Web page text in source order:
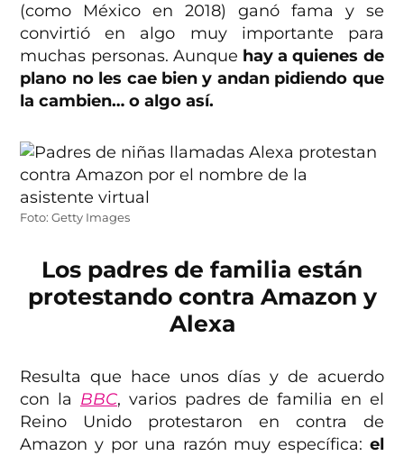
(como México en 2018) ganó fama y se
convirtió en algo muy importante para
muchas personas. Aunque hay a quienes de
plano no les cae bien y andan pidiendo que
la cambien… o algo así.
Foto: Getty Images
Los padres de familia están
protestando contra Amazon y
Alexa
Resulta que hace unos días y de acuerdo
con la BBC, varios padres de familia en el
Reino Unido protestaron en contra de
Amazon y por una razón muy específica: el